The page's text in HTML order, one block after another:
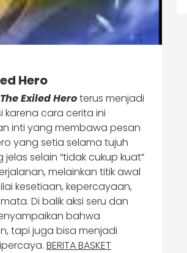
Hero
The Exiled Heroterus menjadi
cara cerita ini
inti yang membawa pesan
yang setia selama tujuh
selain “tidak cukup kuat”
melainkan titik awal
kesetiaan, kepercayaan,
Di balik aksi seru dan
bahwa
tapi juga bisa menjadi
BERITA BASKET